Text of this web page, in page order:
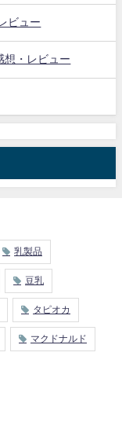
ビュー
想・レビュー
乳製品
豆乳
タピオカ
マクドナルド